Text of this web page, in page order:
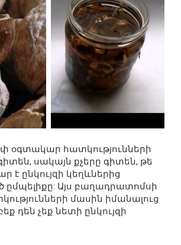
օգտակար հատկությունների
սակայն քչերը գիտեն, թե
է ընկույզի կեղևներից
Այս բաղադրատոմսի
մասին իմանալուց
դեն չեք նետի ընկույզի